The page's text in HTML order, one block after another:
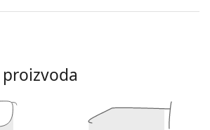
086 16 54su ženske naočale s
savršeno pristaje uz tople
idealan su izbor ako imate okrugli,